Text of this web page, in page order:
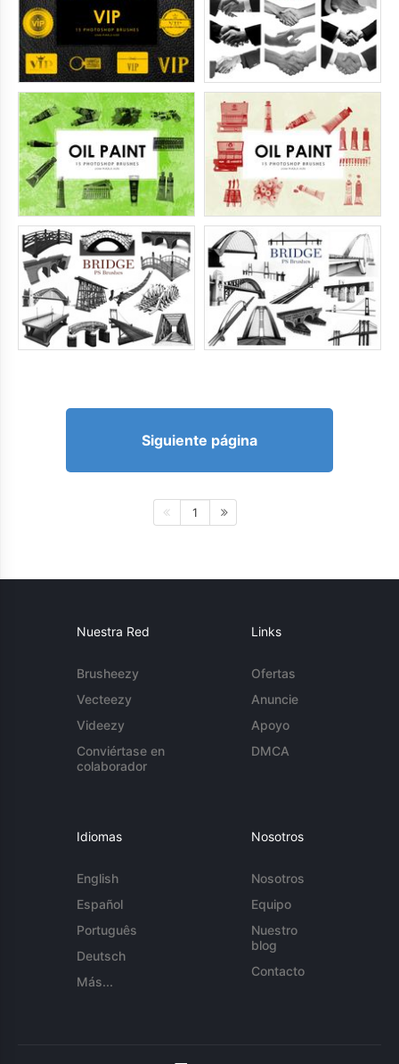
Siguiente página
1
Nuestra Red
Brusheezy
Vecteezy
Videezy
Conviértase en
colaborador
Links
Ofertas
Anuncie
Apoyo
DMCA
Idiomas
English
Español
Português
Deutsch
Más...
Nosotros
Nosotros
Equipo
Nuestro
blog
Contacto